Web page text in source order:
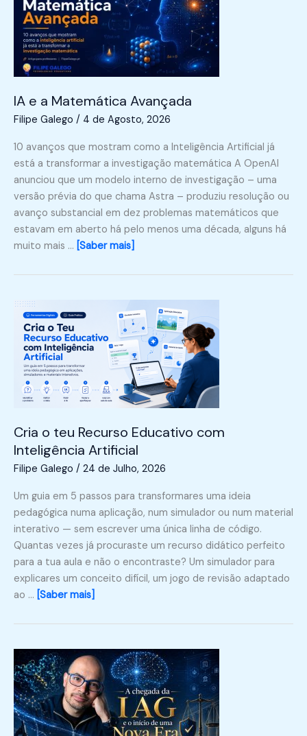
IA e a Matemática Avançada
Filipe Galego / 4 de Agosto, 2026
10 avanços que mostram como a Inteligência Artificial já
está a transformar a investigação matemática A OpenAI
anunciou que um modelo interno de investigação – uma
versão prévia do que chama Astra – produziu resolução ou
avanço substancial em dez problemas matemáticos que
estavam em aberto há pelo menos uma década, alguns há
muito mais … [Saber mais]
Cria o teu Recurso Educativo com
Inteligência Artificial
Filipe Galego / 24 de Julho, 2026
Um guia em 5 passos para transformares uma ideia
pedagógica numa aplicação, num simulador ou num material
interativo — sem escrever uma única linha de código.
Quantas vezes já procuraste um recurso didático perfeito
para a tua aula e não o encontraste? Um simulador para
explicares um conceito difícil, um jogo de revisão adaptado
ao … [Saber mais]